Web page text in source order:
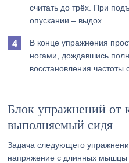
считать до трёх. При
опускании – выдох.
В конце упражнения
ногами, дождавшись
восстановления частоты
Блок упражнений от
выполняемый сидя
Задача следующего
напряжение с длинных мышцы